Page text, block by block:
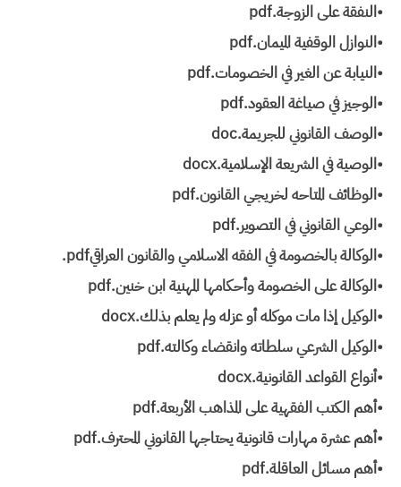
•النفقة على الزوجة.pdf
•النوازل الوقفية الميمان.pdf
•النيابة عن الغير في الخصومات.pdf
•الوجيز في صياغة العقود.pdf
•الوصف القانوني للجريمة.doc
•الوصية في الشريعة الإسلامية.docx
•الوظائف المتاحه لخريجي القانون.pdf
•الوعي القانوني في التصوير.pdf
•الوكالة بالخصومة في الفقه الاسلامي والقانون العراقي‎.pdf
•الوكالة على الخصومة وأحكامها المهنية ابن خنين.pdf
•الوكيل إذا مات موكله أو عزله ولم يعلم بذلك.docx
•الوكيل الشرعي سلطاته وانقضاء وكالته.pdf
•أنواع القواعد القانونية.docx
•أهم الكتب الفقهية على المذاهب الأربعة.pdf
•أهم عشرة مهارات قانونية يحتاجها القانوني المحترف.pdf
•أهم مسائل العاقلة.pdf